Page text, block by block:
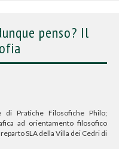
penso? Il
di Pratiche Filosofiche Philo;
ad orientamento filosofico
SLA della Villa dei Cedri di